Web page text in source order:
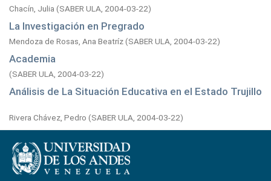
Chacín, Julia (SABER ULA, 2004-03-22)
La Investigación en Pregrado
Mendoza de Rosas, Ana Beatríz(SABER ULA, 2004-03-22)
Academia
(SABER ULA, 2004-03-22)
Análisis de La Situación Educativa en el Estado Trujillo
Rivera Chávez, Pedro (SABER ULA, 2004-03-22)